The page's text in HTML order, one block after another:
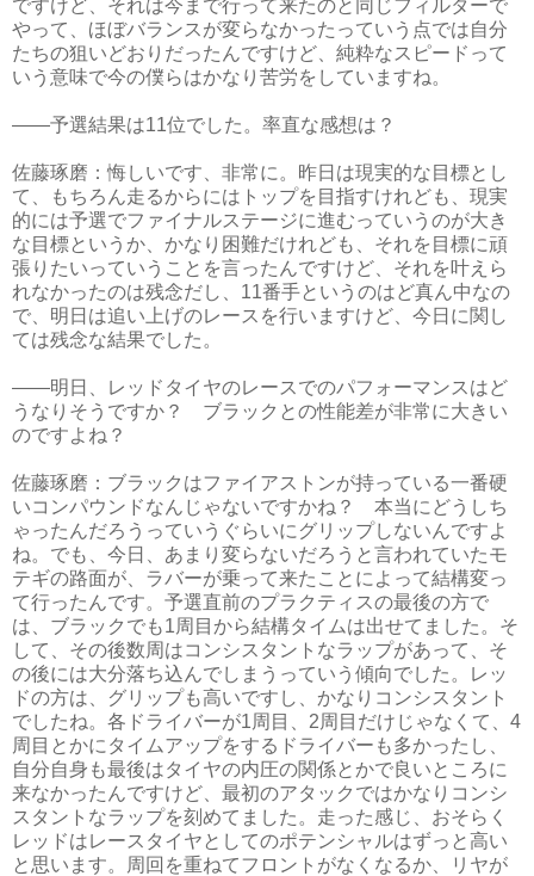
ですけど、それは今まで行って来たのと同じフィルターで
やって、ほぼバランスが変らなかったっていう点では自分
たちの狙いどおりだったんですけど、純粋なスピードって
いう意味で今の僕らはかなり苦労をしていますね。
――予選結果は11位でした。率直な感想は？
佐藤琢磨：悔しいです、非常に。昨日は現実的な目標とし
て、もちろん走るからにはトップを目指すけれども、現実
的には予選でファイナルステージに進むっていうのが大き
な目標というか、かなり困難だけれども、それを目標に頑
張りたいっていうことを言ったんですけど、それを叶えら
れなかったのは残念だし、11番手というのはど真ん中なの
で、明日は追い上げのレースを行いますけど、今日に関し
ては残念な結果でした。
――明日、レッドタイヤのレースでのパフォーマンスはど
うなりそうですか？ ブラックとの性能差が非常に大きい
のですよね？
佐藤琢磨：ブラックはファイアストンが持っている一番硬
いコンパウンドなんじゃないですかね？ 本当にどうしち
ゃったんだろうっていうぐらいにグリップしないんですよ
ね。でも、今日、あまり変らないだろうと言われていたモ
テギの路面が、ラバーが乗って来たことによって結構変っ
て行ったんです。予選直前のプラクティスの最後の方で
は、ブラックでも1周目から結構タイムは出せてました。そ
して、その後数周はコンシスタントなラップがあって、そ
の後には大分落ち込んでしまうっていう傾向でした。レッ
ドの方は、グリップも高いですし、かなりコンシスタント
でしたね。各ドライバーが1周目、2周目だけじゃなくて、4
周目とかにタイムアップをするドライバーも多かったし、
自分自身も最後はタイヤの内圧の関係とかで良いところに
来なかったんですけど、最初のアタックではかなりコンシ
スタントなラップを刻めてました。走った感じ、おそらく
レッドはレースタイヤとしてのポテンシャルはずっと高い
と思います。周回を重ねてフロントがなくなるか、リヤが